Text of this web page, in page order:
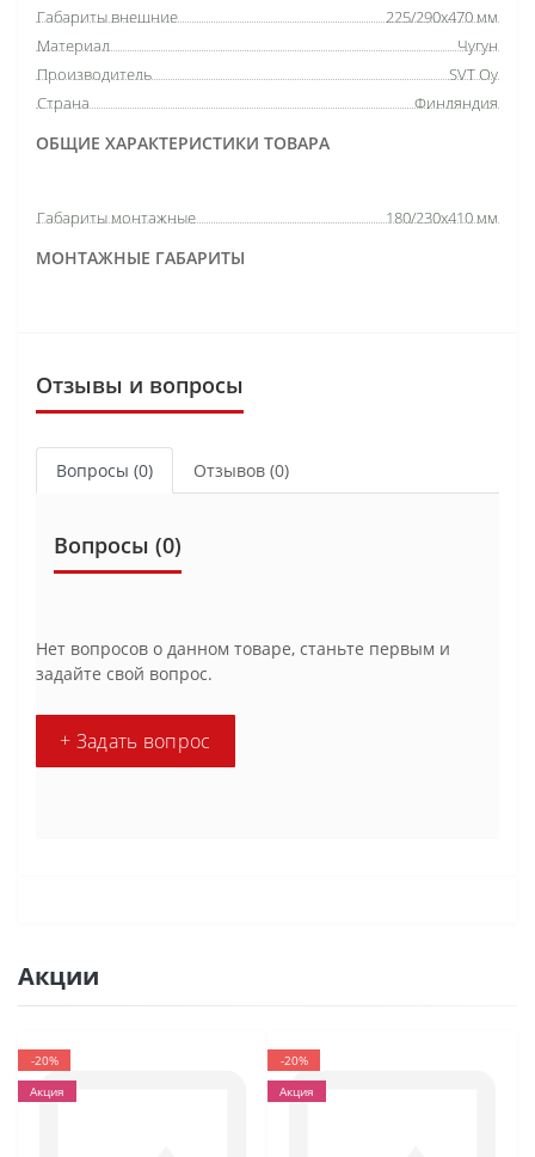
ОБЩИЕ ХАРАКТЕРИСТИКИ ТОВАРА
Габариты внешние
225/290x470 мм
Материал
Чугун
Производитель
SVT Oy
Страна
Финляндия
МОНТАЖНЫЕ ГАБАРИТЫ
Габариты монтажные 180/230x410 мм
Отзывы и вопросы
Вопросы (0) Отзывов (0)
Вопросы (0)
Нет вопросов о данном товаре, станьте первым и
задайте свой вопрос.
+ Задать вопрос
Акции
-20%
Акция
-20%
Акция